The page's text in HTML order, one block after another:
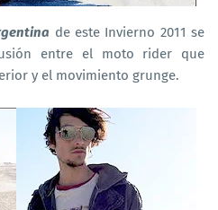
de este Invierno 2011 se
entre el moto rider que
y el movimiento grunge.